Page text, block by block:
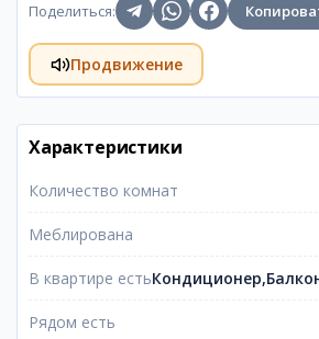
Поделиться:
Продвижение
Характеристики
Количество комнат
Меблирована
В квартире есть
Рядом есть